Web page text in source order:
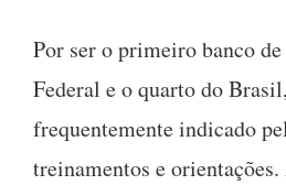
Por ser o primeiro banco
Federal e o quarto do
frequentemente indicado
treinamentos e